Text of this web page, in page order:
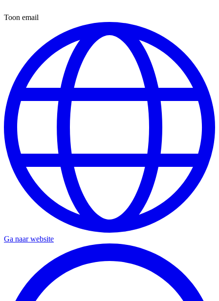
Toon email
Ga naar website